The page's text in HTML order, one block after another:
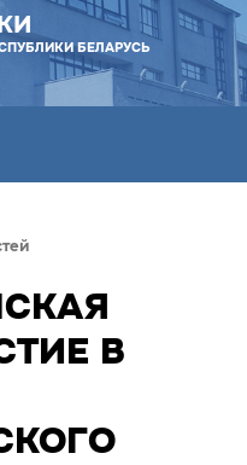
БЕЛАРУСЬ
В